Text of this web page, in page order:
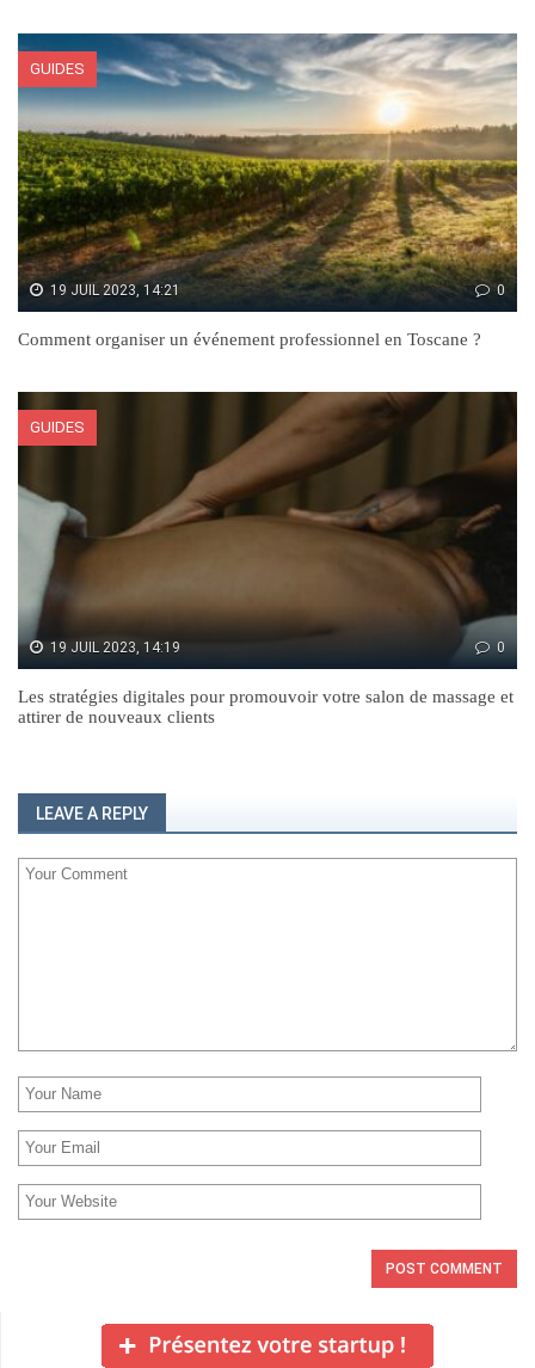
GUIDES
19 JUIL 2023, 14:21 0
Comment organiser un événement professionnel en Toscane ?
GUIDES
19 JUIL 2023, 14:19 0
Les stratégies digitales pour promouvoir votre salon de massage et
attirer de nouveaux clients
LEAVE A REPLY